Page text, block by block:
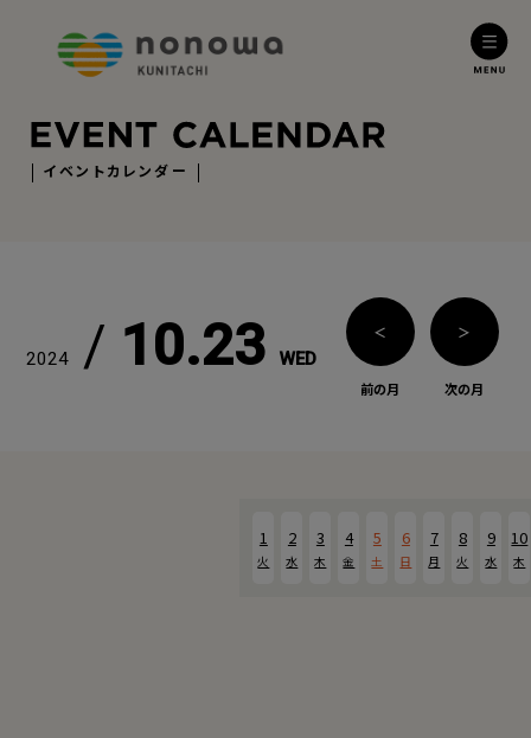
イベントカレンダー
2024 / 10.23WED
＜
前の月
＞
次の月
1
火
2
水
3
木
4
金
5
土
6
日
7
月
8
火
9
水
10
木